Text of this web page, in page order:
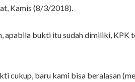
Kamis (8/3/2018).
apabila bukti itu sudah dimiliki, KPK
cukup, baru kami bisa beralasan